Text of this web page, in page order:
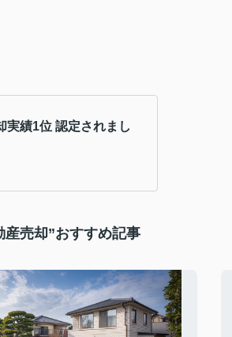
実績1位 認定されまし
産売却”おすすめ記事